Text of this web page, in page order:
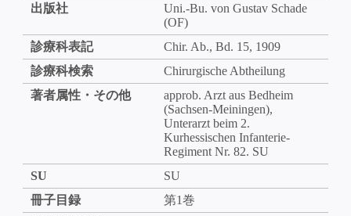
出版社
Uni.-Bu. von Gustav Schade
(OF)
診療科表記
Chir. Ab., Bd. 15, 1909
診療科検索
Chirurgische Abtheilung
著者属性・その他
approb. Arzt aus Bedheim
(Sachsen-Meiningen),
Unterarzt beim 2.
Kurhessischen Infanterie-
Regiment Nr. 82. SU
SU
SU
冊子目録
第1巻